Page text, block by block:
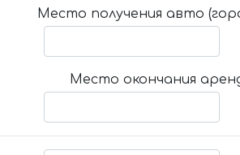
Место получения авто
Место окончания